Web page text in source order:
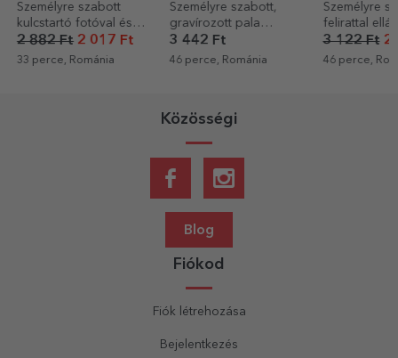
Személyre szabott
kulcstartó fotóval és
üzenettel
2 882 Ft2 017 Ft
33 perce, Románia
Személyre szabott,
gravírozott pala
táblácska szöveggel -
Család
3 442 Ft
46 perce, Románia
Személyre
felirattal
sminkkészlet
bella
3 122 Ft2
46 perce,
Közösségi
Blog
Fiókod
Fiók létrehozása
Bejelentkezés